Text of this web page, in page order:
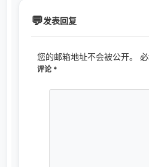
发表回复
您的邮箱地址不会被公开。
评论 *